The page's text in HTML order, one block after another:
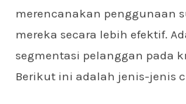
merencanakan penggunaan
mereka secara lebih efektif.
segmentasi pelanggan pada
Berikut ini adalah jenis-jenis